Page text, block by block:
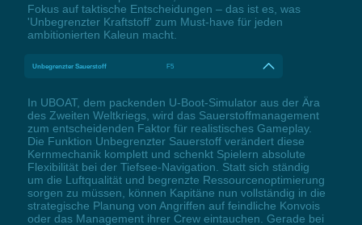
Fokus auf taktische Entscheidungen – das ist es, was
'Unbegrenzter Kraftstoff' zum Must-have für jeden
ambitionierten Kaleun macht.
Unbegrenzter Sauerstoff F5
In UBOAT, dem packenden U-Boot-Simulator aus der Ära
des Zweiten Weltkriegs, wird das Sauerstoffmanagement
zum entscheidenden Faktor für realistisches Gameplay.
Die Funktion Unbegrenzter Sauerstoff verändert diese
Kernmechanik komplett und schenkt Spielern absolute
Flexibilität bei der Tiefsee-Navigation. Statt sich ständig
um die Luftqualität und begrenzte Ressourcenoptimierung
sorgen zu müssen, können Kapitäne nun vollständig in die
strategische Planung von Angriffen auf feindliche Konvois
oder das Management ihrer Crew eintauchen. Gerade bei